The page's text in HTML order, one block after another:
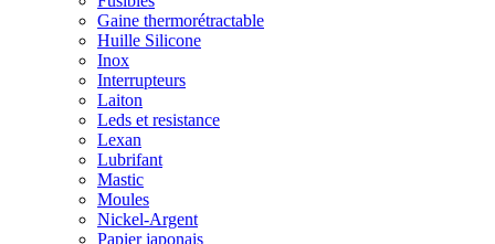
Gaine thermorétractable
Huille Silicone
Inox
Interrupteurs
Laiton
Leds et resistance
Lexan
Lubrifant
Mastic
Moules
Nickel-Argent
Papier japonais